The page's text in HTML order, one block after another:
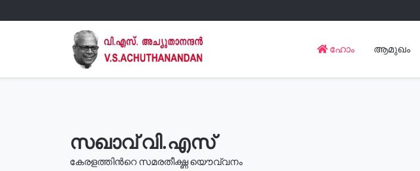
ഹോം ആമുഖം
സഖാവ് വി.എസ്
കേരളത്തിൻറെ സമരതീക്ഷ്ണ യൌവ്വനം